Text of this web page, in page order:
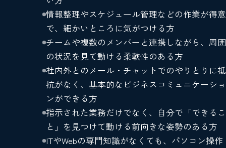
情報整理やスケジュール管理などの作業が得意
で、細かいところに気がつける方
チームや複数のメンバーと連携しながら、周囲
の状況を見て動ける柔軟性のある方
社内外とのメール・チャットでのやりとりに抵
抗がなく、基本的なビジネスコミュニケーショ
ンができる方
指示された業務だけでなく、自分で「できるこ
と」を見つけて動ける前向きな姿勢のある方
ITやWebの専門知識がなくても、パソコン操作